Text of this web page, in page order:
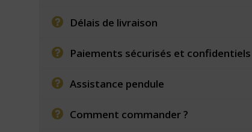
Délais de livraison
Paiements sécurisés et confidentiels
Assistance pendule
Comment commander ?